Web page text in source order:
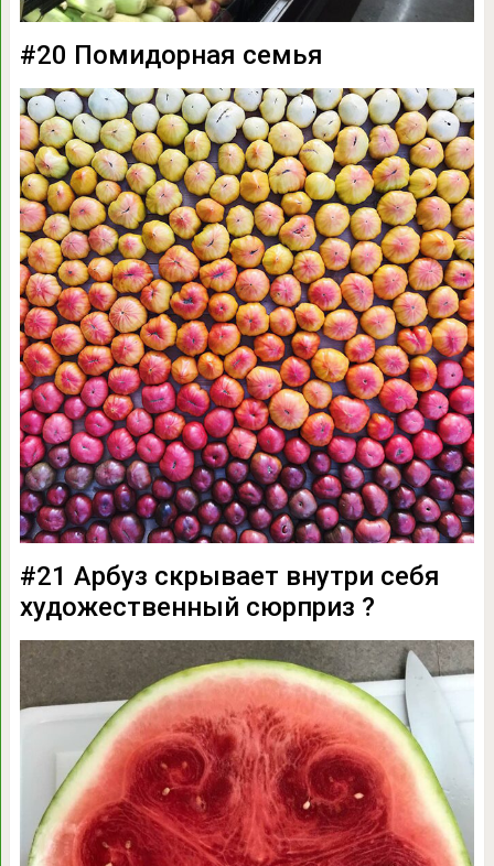
#20 Помидорная семья
#21 Арбуз скрывает внутри себя
художественный сюрприз ?